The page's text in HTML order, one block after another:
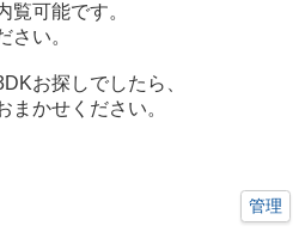
覧可能です。
さい。
お探しでしたら、
まかせください。
管理